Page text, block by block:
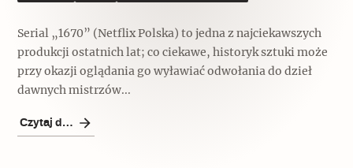
Serial „1670” (Netflix Polska) to jedna z najciekawszych
produkcji ostatnich lat; co ciekawe, historyk sztuki może
przy okazji oglądania go wyławiać odwołania do dzieł
dawnych mistrzów...
Czytaj dalej